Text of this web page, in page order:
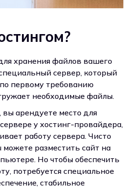
хранения файлов вашего
сервер, который
первому требованию
необходимые файлы.
вы арендуете место для
у хостинг-провайдера,
работу сервера. Чисто
можете разместить сайт на
Но чтобы обеспечить
потребуется специальное
стабильное